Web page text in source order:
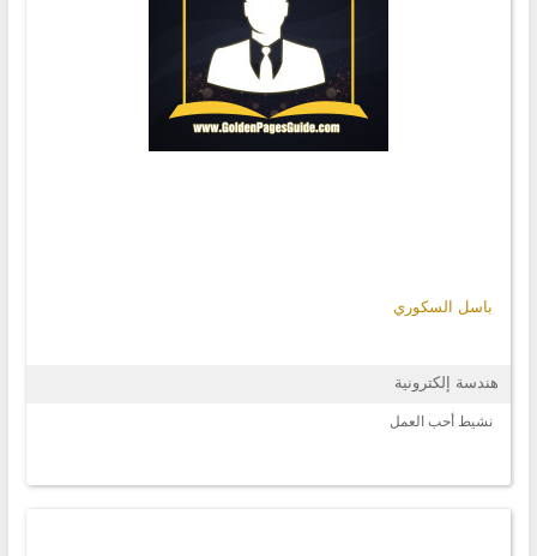
باسل السكوري
هندسة إلكترونية
نشيط أحب العمل